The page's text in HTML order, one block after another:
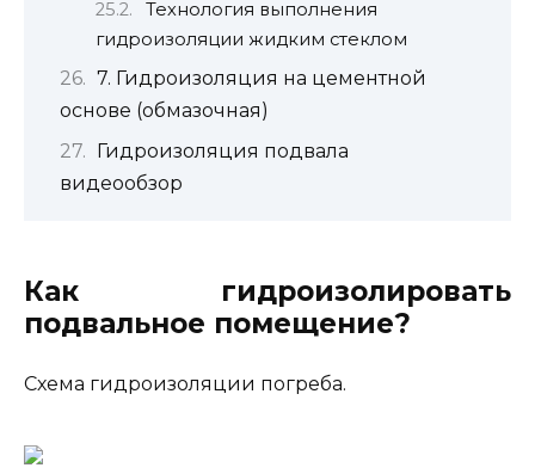
Технология выполнения
гидроизоляции жидким стеклом
7. Гидроизоляция на цементной
основе (обмазочная)
Гидроизоляция подвала
видеообзор
Как гидроизолировать
подвальное помещение?
Схема гидроизоляции погреба.